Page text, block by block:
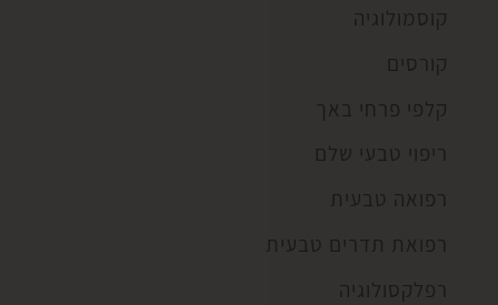
קוסמולוגיה
קורסים
קלפי פרחי באך
ריפוי טבעי שלם
רפואה טבעית
רפואת תדרים טבעית
רפלקסולוגיה